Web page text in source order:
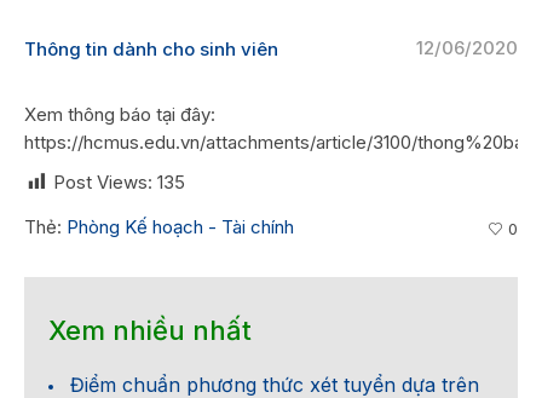
12/06/2020
Thông tin dành cho sinh viên
Xem thông báo tại đây:
https://hcmus.edu.vn/attachments/article/3100/
Post Views: 135
Thẻ: Phòng Kế hoạch - Tài chính 0
Xem nhiều nhất
Điểm chuẩn phương thức xét tuyển dựa trên